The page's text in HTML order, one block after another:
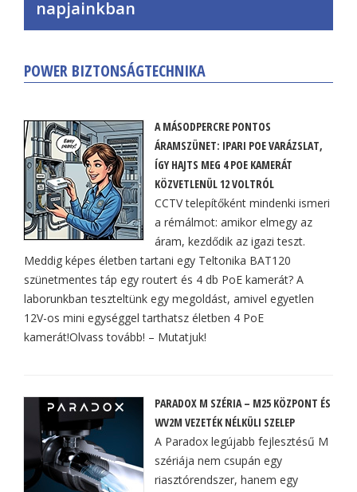
napjainkban
POWER BIZTONSÁGTECHNIKA
A MÁSODPERCRE PONTOS
ÁRAMSZÜNET: IPARI POE VARÁZSLAT,
ÍGY HAJTS MEG 4 POE KAMERÁT
KÖZVETLENÜL 12 VOLTRÓL
CCTV telepítőként mindenki ismeri
a rémálmot: amikor elmegy az
áram, kezdődik az igazi teszt.
Meddig képes életben tartani egy Teltonika BAT120
szünetmentes táp egy routert és 4 db PoE kamerát? A
laborunkban teszteltünk egy megoldást, amivel egyetlen
12V-os mini egységgel tarthatsz életben 4 PoE
kamerát!Olvass tovább! – Mutatjuk!
PARADOX M SZÉRIA – M25 KÖZPONT ÉS
WV2M VEZETÉK NÉLKÜLI SZELEP
A Paradox legújabb fejlesztésű M
szériája nem csupán egy
riasztórendszer, hanem egy